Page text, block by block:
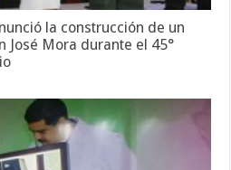
la construcción de un
José Mora durante el 45°